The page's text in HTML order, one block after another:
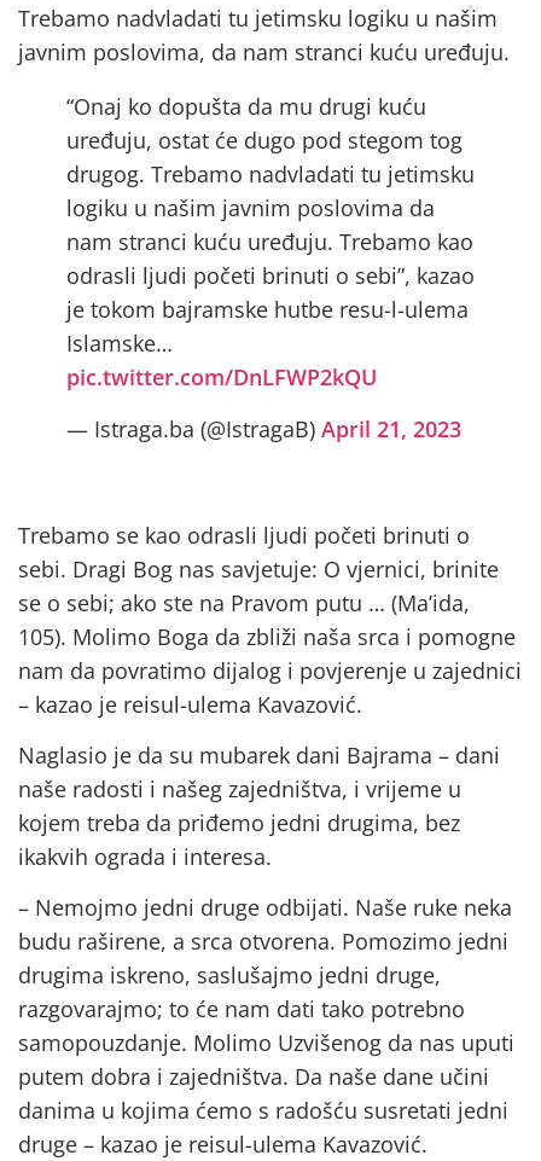
Trebamo nadvladati tu jetimsku logiku u našim
javnim poslovima, da nam stranci kuću uređuju.
“Onaj ko dopušta da mu drugi kuću
uređuju, ostat će dugo pod stegom tog
drugog. Trebamo nadvladati tu jetimsku
logiku u našim javnim poslovima da
nam stranci kuću uređuju. Trebamo kao
odrasli ljudi početi brinuti o sebi”, kazao
je tokom bajramske hutbe resu-l-ulema
Islamske…
pic.twitter.com/DnLFWP2kQU
— Istraga.ba (@IstragaB) April 21, 2023
Trebamo se kao odrasli ljudi početi brinuti o
sebi. Dragi Bog nas savjetuje: O vjernici, brinite
se o sebi; ako ste na Pravom putu … (Ma’ida,
105). Molimo Boga da zbliži naša srca i pomogne
nam da povratimo dijalog i povjerenje u zajednici
– kazao je reisul-ulema Kavazović.
Naglasio je da su mubarek dani Bajrama – dani
naše radosti i našeg zajedništva, i vrijeme u
kojem treba da priđemo jedni drugima, bez
ikakvih ograda i interesa.
– Nemojmo jedni druge odbijati. Naše ruke neka
budu raširene, a srca otvorena. Pomozimo jedni
drugima iskreno, saslušajmo jedni druge,
razgovarajmo; to će nam dati tako potrebno
samopouzdanje. Molimo Uzvišenog da nas uputi
putem dobra i zajedništva. Da naše dane učini
danima u kojima ćemo s radošću susretati jedni
druge – kazao je reisul-ulema Kavazović.